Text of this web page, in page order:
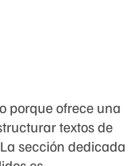
porque ofrece una
textos de
sección dedicada